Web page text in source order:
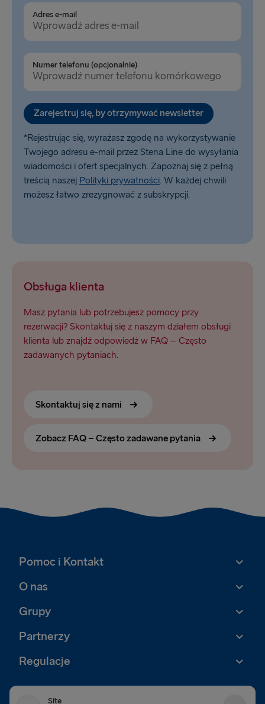
Adres e-mail
Numer telefonu (opcjonalnie)
Zarejestruj się, by otrzymywać newsletter
*Rejestrując się, wyrażasz zgodę na wykorzystywanie
Twojego adresu e-mail przez Stena Line do wysyłania
wiadomości i ofert specjalnych. Zapoznaj się z pełną
treścią naszej Polityki prywatności. W każdej chwili
możesz łatwo zrezygnować z subskrypcji.
Obsługa klienta
Masz pytania lub potrzebujesz pomocy przy
rezerwacji? Skontaktuj się z naszym działem obsługi
klienta lub znajdź odpowiedź w FAQ – Często
zadawanych pytaniach.
Skontaktuj się z nami
Zobacz FAQ – Często zadawane pytania
Pomoc i Kontakt
O nas
Grupy
Partnerzy
Regulacje
Site